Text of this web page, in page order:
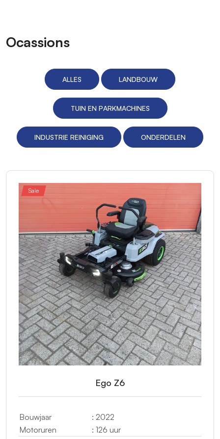
Ocassions
ALLES LANDBOUW
TUIN EN PARKMACHINES
INDUSTRIE REINIGING ONDERDELEN
Sale
Ego Z6
Bouwjaar
: 2022
Motoruren
: 126 uur